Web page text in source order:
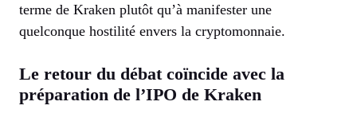
terme de Kraken plutôt qu’à manifester une
quelconque hostilité envers la cryptomonnaie.
Le retour du débat coïncide avec la
préparation de l’IPO de Kraken